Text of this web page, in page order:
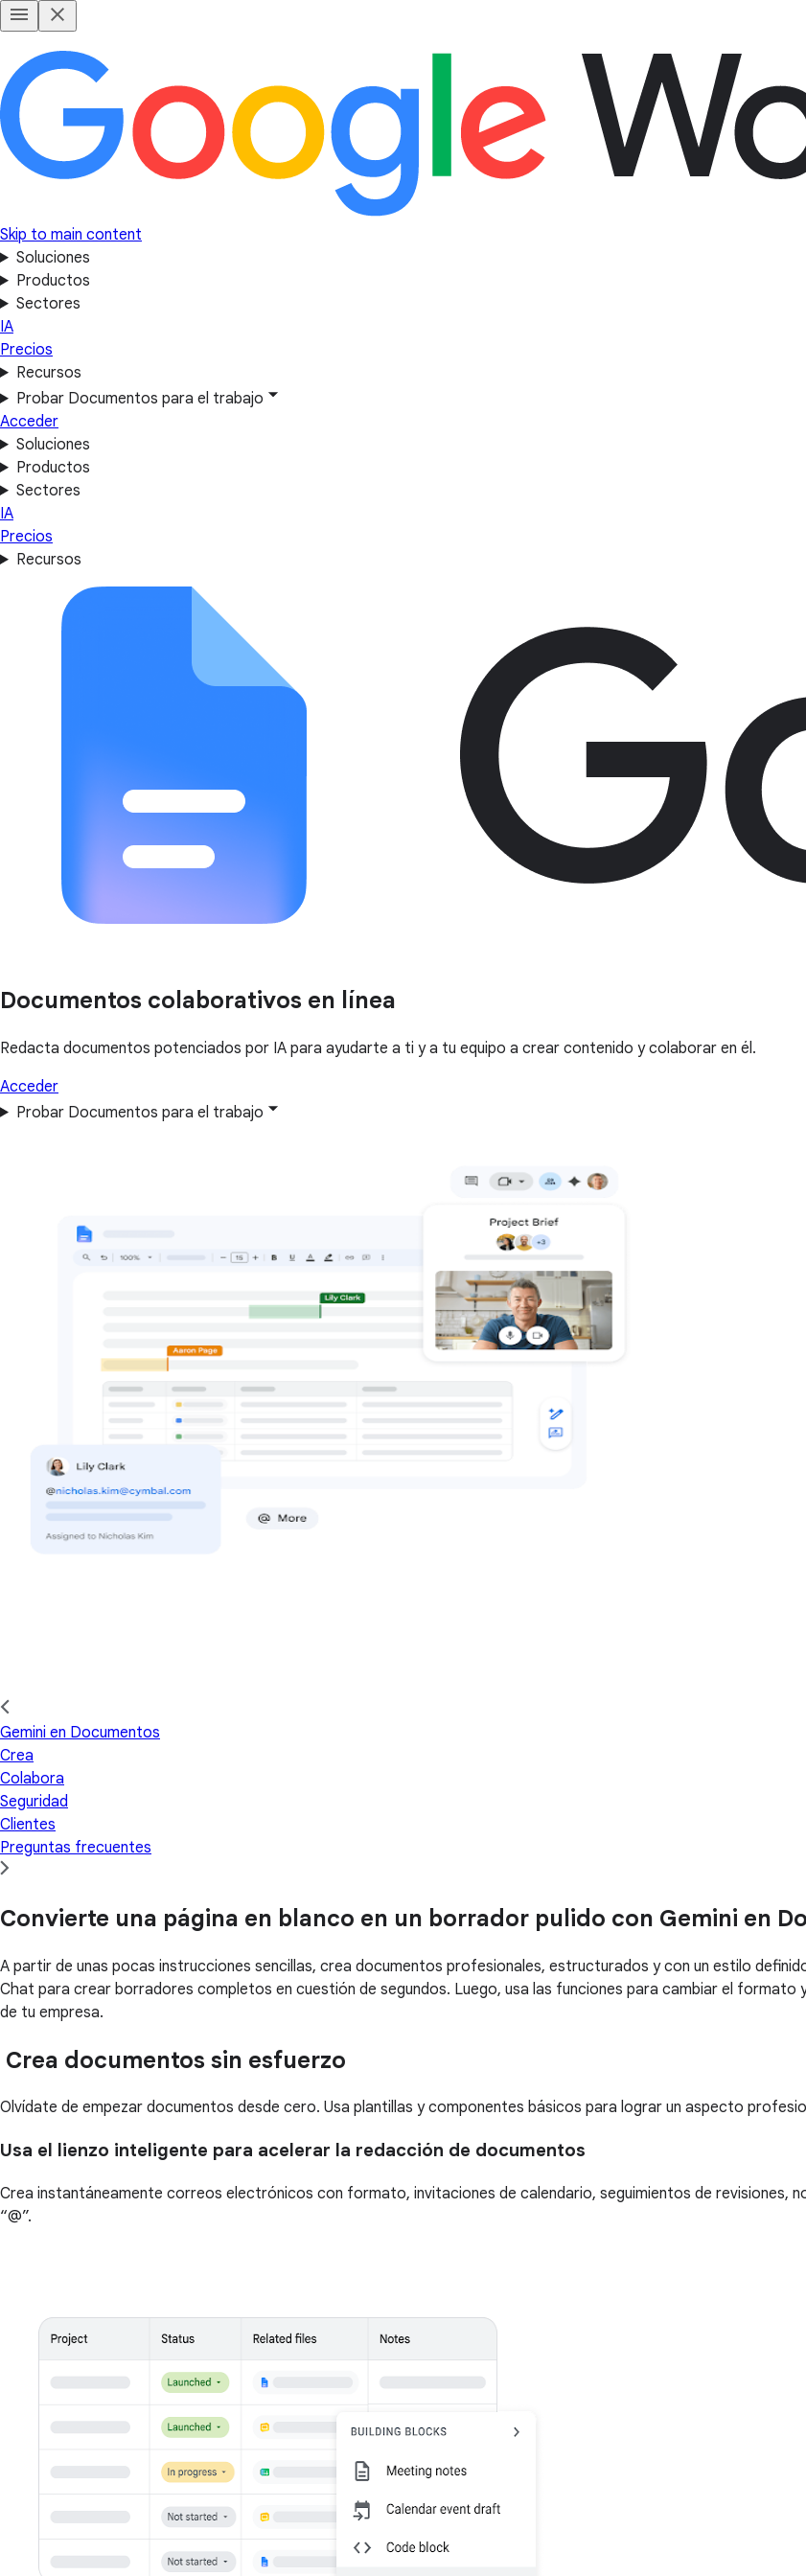
Skip to main content
Soluciones
Productos
Sectores
IA
Precios
Recursos
Probar Documentos para el trabajo
Acceder
Soluciones
Productos
Sectores
IA
Precios
Recursos
Documentos colaborativos en línea
Redacta documentos potenciados por IA para ayudarte a ti y a tu equipo a crear contenido y colaborar en él.
Acceder
Probar Documentos para el trabajo
Gemini en Documentos
Crea
Colabora
Seguridad
Clientes
Preguntas frecuentes
Convierte una página en blanco en un borrador pulido con Gemini en
A partir de unas pocas instrucciones sencillas, crea documentos profesionales, estructurados y con un estilo
Chat para crear borradores completos en cuestión de segundos. Luego, usa las funciones para cambiar el
de tu empresa.
Crea documentos sin esfuerzo
Olvídate de empezar documentos desde cero. Usa plantillas y componentes básicos para lograr un aspecto
Usa el lienzo inteligente para acelerar la redacción de documentos
Crea instantáneamente correos electrónicos con formato, invitaciones de calendario, seguimientos de revisiones,
“@”.